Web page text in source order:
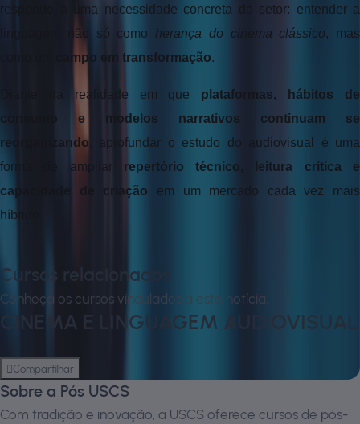
responde a uma necessidade concreta do setor: entender a
linguagem não só como herança do cinema clássico, mas
campo em transformação.
Diante da realidade em que plataformas, hábitos de
consumo e modelos narrativos continuam se
reorganizando , aprofundar o estudo do audiovisual é uma
forma de ampliar repertório técnico, leitura crítica e
capacidade de criação em um mercado cada vez mais
híbrido.
Cursos relacionados
Conheça os cursos vinculados a esta notícia.
CINEMA E LINGUAGEM AUDIOVISUAL
Compartilhar
Sobre a Pós USCS
Com tradição e inovação, a USCS oferece cursos de pós-